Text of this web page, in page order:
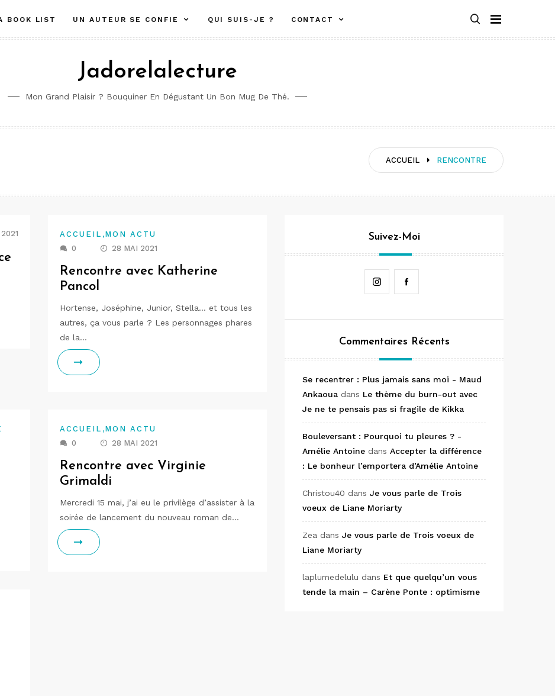
BOOK LIST UN AUTEUR SE CONFIE QUI SUIS-JE ? CONTACT
Jadorelalecture
Mon Grand Plaisir ? Bouquiner En Dégustant Un Bon Mug De Thé.
ACCUEIL RENCONTRE
ACCUEIL ,MON ACTU
0
28 MAI 2021
Rencontre avec Katherine
Pancol
Hortense, Joséphine, Junior, Stella… et tous les
autres, ça vous parle ? Les personnages phares
de la…
ACCUEIL ,MON ACTU
0
28 MAI 2021
Rencontre avec Virginie
Grimaldi
Mercredi 15 mai, j’ai eu le privilège d’assister à la
soirée de lancement du nouveau roman de…
Suivez-Moi
Instagram
Commentaires Récents
Se recentrer : Plus jamais sans moi - Maud
Ankaoua dans Le thème du burn-out avec
Je ne te pensais pas si fragile de Kikka
Bouleversant : Pourquoi tu pleures ? -
Amélie Antoine dans Accepter la différence
: Le bonheur l’emportera d’Amélie Antoine
Christou40 dans Je vous parle de Trois
voeux de Liane Moriarty
Zea dans Je vous parle de Trois voeux de
Liane Moriarty
laplumedelulu dans Et que quelqu’un vous
tende la main – Carène Ponte : optimisme